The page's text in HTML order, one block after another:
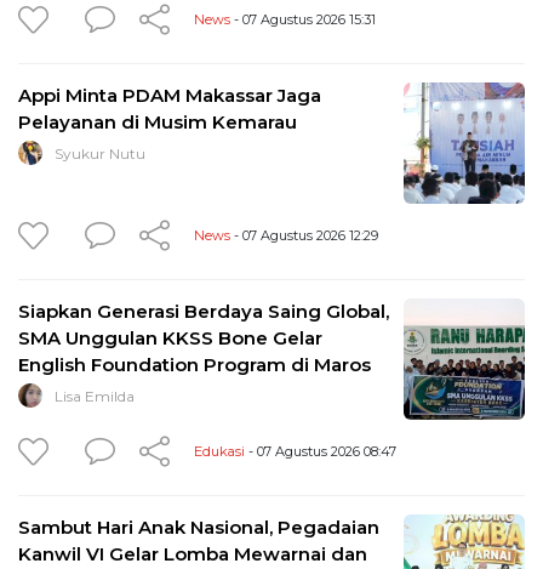
News - 07 Agustus 2026 15:31
Appi Minta PDAM Makassar Jaga
Pelayanan di Musim Kemarau
Syukur Nutu
News - 07 Agustus 2026 12:29
Siapkan Generasi Berdaya Saing Global,
SMA Unggulan KKSS Bone Gelar
English Foundation Program di Maros
Lisa Emilda
Edukasi - 07 Agustus 2026 08:47
Sambut Hari Anak Nasional, Pegadaian
Kanwil VI Gelar Lomba Mewarnai dan